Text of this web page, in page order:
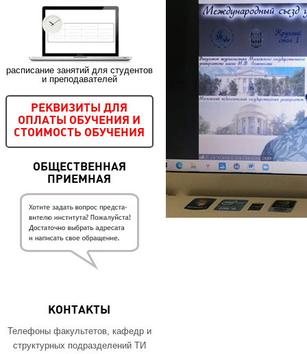
расписание занятий для студентов
и преподавателей
РЕКВИЗИТЫ ДЛЯ
ОПЛАТЫ ОБУЧЕНИЯ И
СТОИМОСТЬ ОБУЧЕНИЯ
ОБЩЕСТВЕННАЯ
ПРИЕМНАЯ
КОНТАКТЫ
Телефоны факультетов, кафедр и
структурных подразделений ТИ